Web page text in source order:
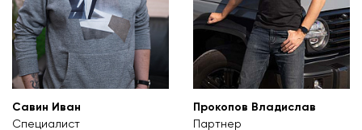
Савин Иван
Специалист
Прокопов Владислав
Партнер